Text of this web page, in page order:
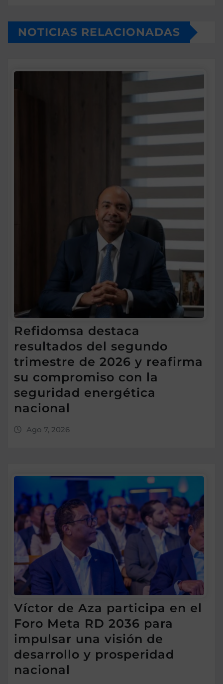
NOTICIAS RELACIONADAS
Refidomsa destaca
resultados del segundo
trimestre de 2026 y reafirma
su compromiso con la
seguridad energética
nacional
Ago 7, 2026
Víctor de Aza participa en el
Foro Meta RD 2036 para
impulsar una visión de
desarrollo y prosperidad
nacional